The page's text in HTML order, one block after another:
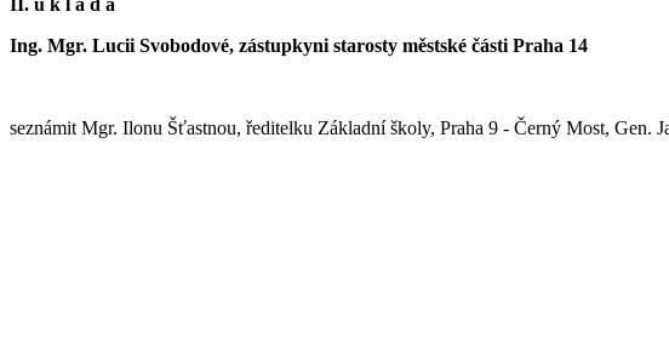
II. u k l á d á
Ing. Mgr. Lucii Svobodové, zástupkyni starosty městské části Praha 14
seznámit Mgr. Ilonu Šťastnou, ředitelku Základní školy, Praha 9 - Černý Most, Gen.